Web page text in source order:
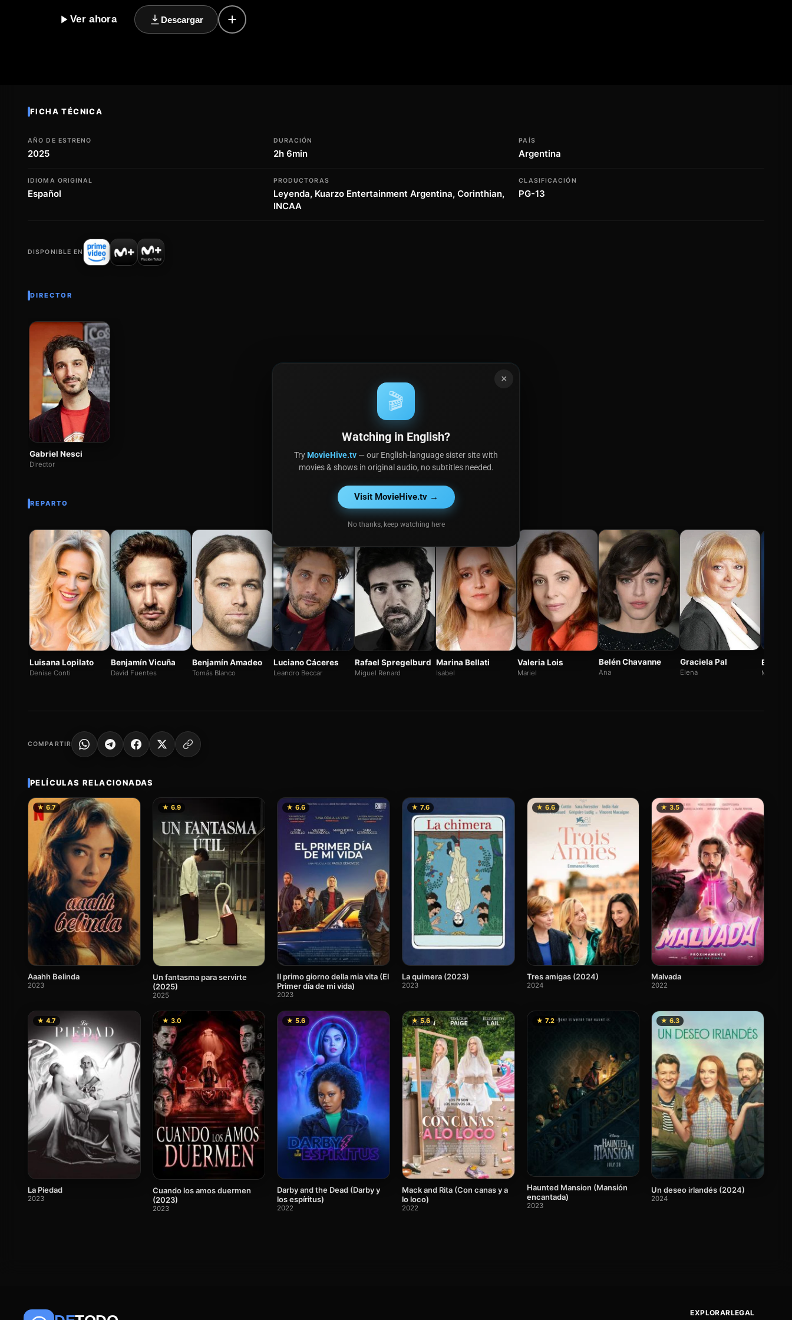
mundo. Con un toque de humor y ironía, esta película nos lleva en un viaje emocionante y
mágico a través del pasado y el presente, donde nada es lo que parece. Dirigida por un nombre
Ver ahora Descargar
FICHA TÉCNICA
AÑO DE ESTRENO
2025
DURACIÓN
2h 6min
PAÍS
Argentina
IDIOMA ORIGINAL
Español
PRODUCTORAS
Leyenda, Kuarzo Entertainment Argentina, Corinthian,
INCAA
CLASIFICACIÓN
PG-13
DISPONIBLE EN
DIRECTOR
Gabriel Nesci
Director
REPARTO
Luisana Lopilato
Denise Conti
Benjamín Vicuña
David Fuentes
Benjamín Amadeo
Tomás Blanco
Luciano Cáceres
Leandro Beccar
Rafael Spregelburd
Miguel Renard
Marina Bellati
Isabel
Valeria Lois
Mariel
Belén Chavanne
Ana
Graciela Pal
Elena Mateo
COMPARTIR
PELÍCULAS RELACIONADAS
★ 6.7
Aaahh Belinda
2023
★ 6.9
Un fantasma para servirte
(2025)
2025
★ 6.6
Il primo giorno della mia vita (El
Primer día de mi vida)
2023
★ 7.6
La quimera (2023)
2023
★ 6.6
Tres amigas (2024)
2024
★ 3.5
Malvada
2022
★ 4.7
La Piedad
2023
★ 3.0
Cuando los amos duermen
(2023)
2023
★ 5.6
Darby and the Dead (Darby y
los espíritus)
2022
★ 5.6
Mack and Rita (Con canas y a
lo loco)
2022
★ 7.2
Haunted Mansion (Mansión
encantada)
2023
★ 6.3
Un deseo irlandés (2024)
2024
EXPLORARLEGAL
×
🎬
Watching in English?
TryMovieHive.tv — our English-language sister site with
movies & shows in original audio, no subtitles needed.
Visit MovieHive.tv →
No thanks, keep watching here